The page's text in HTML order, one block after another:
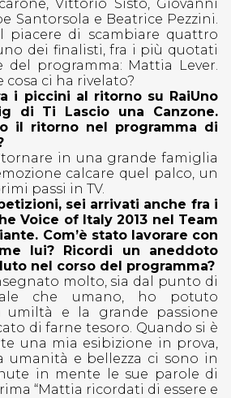
Vittorio Sisto, Giovanni
Santorsola e Beatrice Pezzini.
piacere di scambiare quattro
dei finalisti, fra i più quotati
del programma: Mattia Lever.
cosa ci ha rivelato?
i piccini al ritorno su RaiUno
di Ti Lascio una Canzone.
il ritorno nel programma di
in una grande famiglia
calcare quel palco, un
passi in TV.
sei arrivati anche fra i
Voice of Italy 2013 nel Team
Com’è stato lavorare con
lui? Ricordi un aneddoto
nel corso del programma?
molto, sia dal punto di
che umano, ho potuto
umiltà e la grande passione
di farne tesoro. Quando si è
una mia esibizione in prova,
umanità e bellezza ci sono in
in mente le sue parole di
“Mattia ricordati di essere e